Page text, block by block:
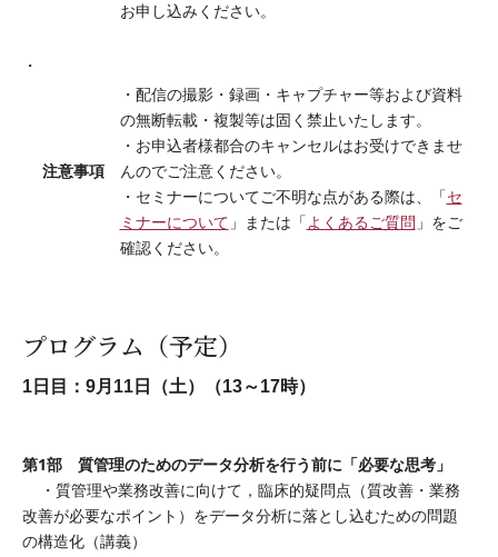
お申し込みください。
注意事項
・配信の撮影・録画・キャプチャー等および資料
の無断転載・複製等は固く禁止いたします。
・お申込者様都合のキャンセルはお受けできませ
んのでご注意ください。
・セミナーについてご不明な点がある際は、「セ
ミナーについて 」または「 よくあるご質問 」をご
確認ください。
プログラム（予定）
1日目：9月11日（土）（13～17時）
第1部 質管理のためのデータ分析を行う前に「必要な思考」
・質管理や業務改善に向けて，臨床的疑問点（質改善・業務
改善が必要なポイント）をデータ分析に落とし込むための問題
の構造化（講義）